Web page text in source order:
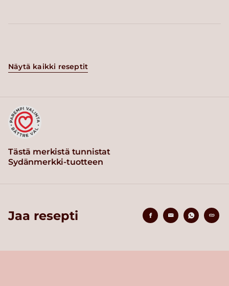
Näytä kaikki reseptit
Tästä merkistä tunnistat
Sydänmerkki-tuotteen
Jaa resepti